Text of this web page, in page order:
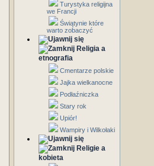
Turystyka religijna
we Francji
Świątynie które
warto zobaczyć
Religia a
etnografia
Cmentarze polskie
Jajka wielkanocne
Podłaźniczka
Stary rok
Upiór!
Wampiry i Wilkołaki
Religie a
kobieta